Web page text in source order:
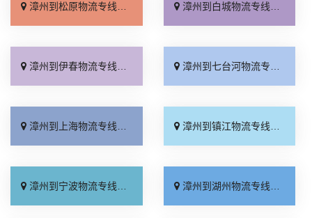
漳州到松原物流专线_快速直达「送货到门」 漳州到白城物流专线_市县派送「按时送达」
漳州到伊春物流专线_市县派送「一站式托运」 漳州到七台河物流专线_实时跟踪 「专线快运」
漳州到上海物流专线_门到门配送「市县闪送」 漳州到镇江物流专线_市县闪送「随叫随到」
漳州到宁波物流专线_无需中转「价格实惠」 漳州到湖州物流专线_送货到门「托运省心」